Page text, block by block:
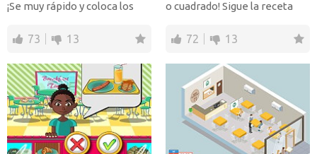
¡Se muy rápido y coloca los
73 13
o cuadrado! Sigue la receta
72 13